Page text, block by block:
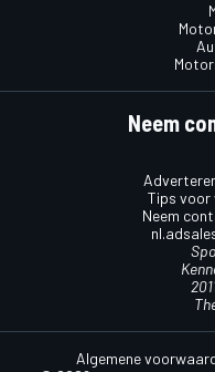
Neem
Tips voor
Neem
Algemene